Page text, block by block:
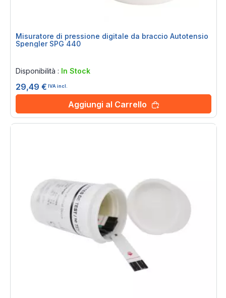
Misuratore di pressione digitale da braccio Autotensio
Spengler SPG 440
Disponibilità : In Stock
29,49 € IVA incl.
Aggiungi al Carrello